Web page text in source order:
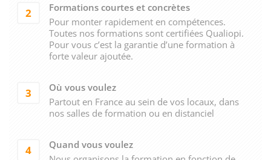
2
Formations courtes et concrètes
Pour monter rapidement en compétences.
Toutes nos formations sont certifiées Qualiopi.
Pour vous c’est la garantie d’une formation à
forte valeur ajoutée.
3
Où vous voulez
Partout en France au sein de vos locaux, dans
nos salles de formation ou en distanciel
4
Quand vous voulez